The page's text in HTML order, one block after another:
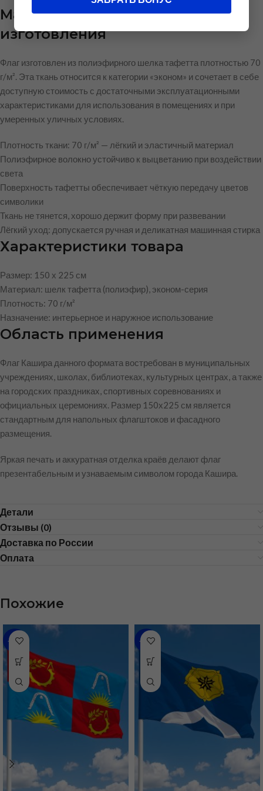
Материал и качество
изготовления
Флаг изготовлен из полиэфирного шелка тафетта плотностью 70
г/м². Эта ткань относится к категории «эконом» и сочетает в себе
доступную стоимость с достаточными эксплуатационными
характеристиками для использования в помещениях и при
умеренных уличных условиях.
Плотность ткани: 70 г/м² — лёгкий и эластичный материал
Полиэфирное волокно устойчиво к выцветанию при воздействии
света
Поверхность тафетты обеспечивает чёткую передачу цветов
символики
Ткань не тянется, хорошо держит форму при развевании
Лёгкий уход: допускается ручная и деликатная машинная стирка
Характеристики товара
Размер: 150 х 225 см
Материал: шелк тафетта (полиэфир), эконом-серия
Плотность: 70 г/м²
Назначение: интерьерное и наружное использование
Область применения
Флаг Кашира данного формата востребован в муниципальных
учреждениях, школах, библиотеках, культурных центрах, а также
на городских праздниках, спортивных соревнованиях и
официальных церемониях. Размер 150х225 см является
стандартным для напольных флагштоков и фасадного
размещения.
Яркая печать и аккуратная отделка краёв делают флаг
презентабельным и узнаваемым символом города Кашира.
Детали
Отзывы (0)
Доставка по России
Оплата
Похожие
-35% -48%